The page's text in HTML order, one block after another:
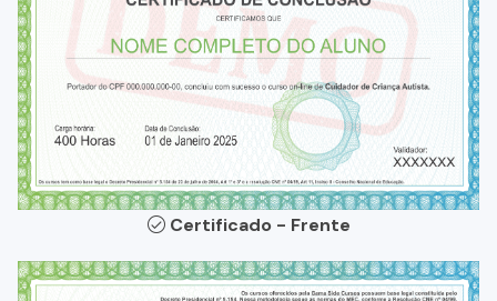
Certificado - Frente